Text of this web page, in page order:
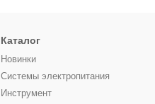
Каталог
Новинки
Системы электропитания
Инструмент